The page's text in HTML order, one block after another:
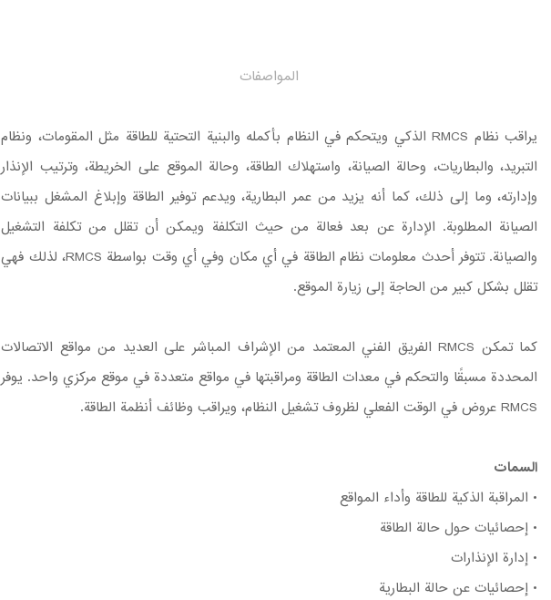
المواصفات
يراقب نظام RMCS الذكي ويتحكم في النظام بأكمله والبنية التحتية للطاقة مثل المقومات، ونظام
التبريد، والبطاريات، وحالة الصيانة، واستهلاك الطاقة، وحالة الموقع على الخريطة، وترتيب الإنذار
وإدارته، وما إلى ذلك، كما أنه يزيد من عمر البطارية، ويدعم توفير الطاقة وإبلاغ المشغل ببيانات
الصيانة المطلوبة. الإدارة عن بعد فعالة من حيث التكلفة ويمكن أن تقلل من تكلفة التشغيل
والصيانة. تتوفر أحدث معلومات نظام الطاقة في أي مكان وفي أي وقت بواسطة RMCS، لذلك فهي
تقلل بشكل كبير من الحاجة إلى زيارة الموقع.
كما تمكن RMCS الفريق الفني المعتمد من الإشراف المباشر على العديد من مواقع الاتصالات
المحددة مسبقًا والتحكم في معدات الطاقة ومراقبتها في مواقع متعددة في موقع مركزي واحد. يوفر
RMCS عروض في الوقت الفعلي لظروف تشغيل النظام، ويراقب وظائف أنظمة الطاقة.
السمات
• المراقبة الذكية للطاقة وأداء المواقع
• إحصائيات حول حالة الطاقة
• إدارة الإنذارات
• إحصائيات عن حالة البطارية